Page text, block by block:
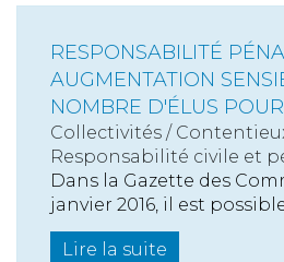
RESPONSABILITÉ
AUGMENTATION
NOMBRE D'ÉLUS
Collectivités /
Responsabilité civile et
Dans la Gazette des
janvier 2016, il est
Lire la suite